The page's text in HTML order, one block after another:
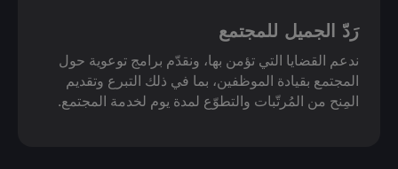
رَدّ الجميل للمجتمع
ندعم القضايا التي تؤمن بها، ونقدّم برامج توعوية حول
المجتمع بقيادة الموظفين، بما في ذلك التبرع وتقديم
المِنح من المُرتّبات والتطوّع لمدة يوم لخدمة المجتمع.